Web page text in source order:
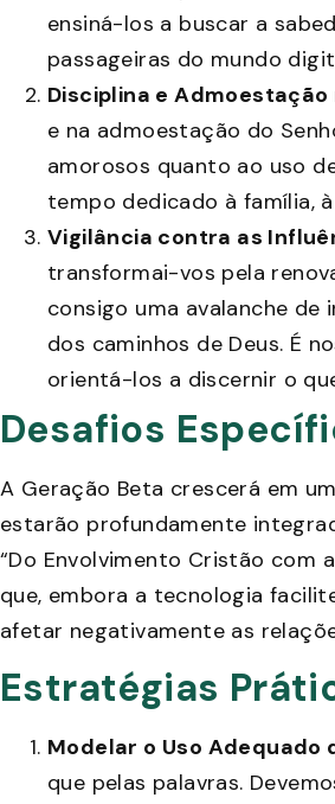
ensiná-los a buscar a
passageiras do mundo
Disciplina e Admoestação
e na admoestação do
amorosos quanto ao uso
tempo dedicado à família,
Vigilância contra as
transformai-vos pela
consigo uma avalanche de
dos caminhos de Deus. É
orientá-los a discernir o
Desafios
A Geração Beta crescerá em
estarão profundamente
“Do Envolvimento Cristão com
que, embora a tecnologia
afetar negativamente as
Estratégias
Modelar o Uso Adequado
que pelas palavras.